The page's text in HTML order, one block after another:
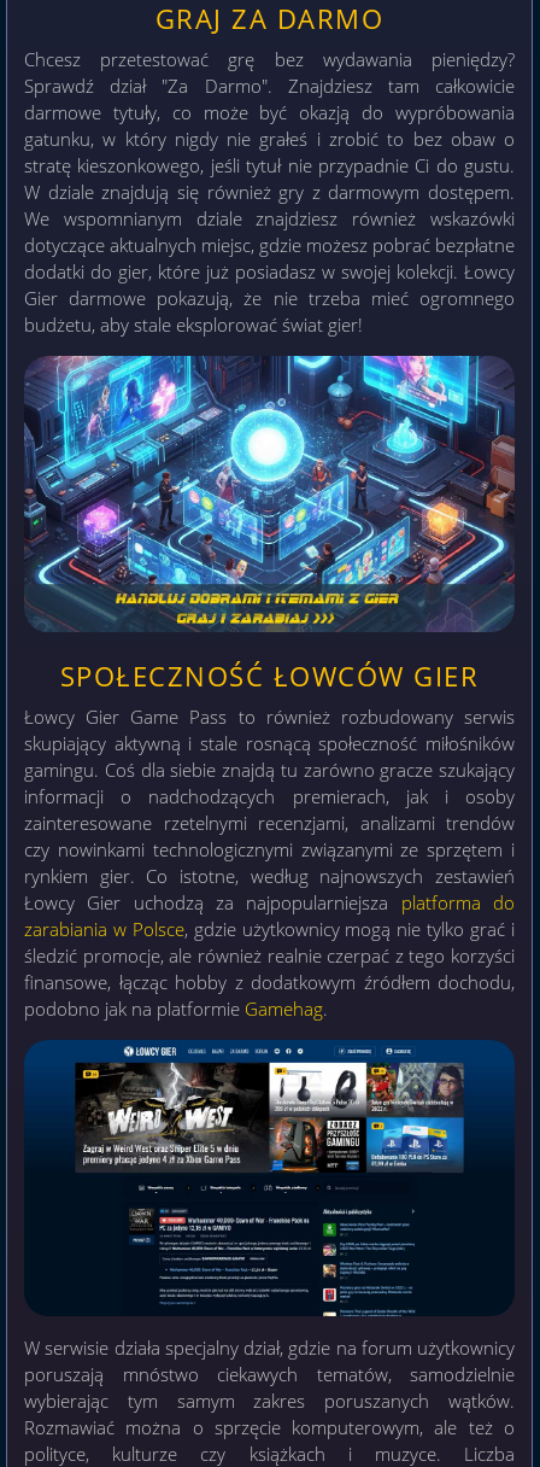
GRAJ ZA DARMO
Chcesz przetestować grę bez wydawania pieniędzy?
Sprawdź dział "Za Darmo". Znajdziesz tam całkowicie
darmowe tytuły, co może być okazją do wypróbowania
gatunku, w który nigdy nie grałeś i zrobić to bez obaw o
stratę kieszonkowego, jeśli tytuł nie przypadnie Ci do gustu.
W dziale znajdują się również gry z darmowym dostępem.
We wspomnianym dziale znajdziesz również wskazówki
dotyczące aktualnych miejsc, gdzie możesz pobrać bezpłatne
dodatki do gier, które już posiadasz w swojej kolekcji. Łowcy
Gier darmowe pokazują, że nie trzeba mieć ogromnego
budżetu, aby stale eksplorować świat gier!
SPOŁECZNOŚĆ ŁOWCÓW GIER
Łowcy Gier Game Pass to również rozbudowany serwis
skupiający aktywną i stale rosnącą społeczność miłośników
gamingu. Coś dla siebie znajdą tu zarówno gracze szukający
informacji o nadchodzących premierach, jak i osoby
zainteresowane rzetelnymi recenzjami, analizami trendów
czy nowinkami technologicznymi związanymi ze sprzętem i
rynkiem gier. Co istotne, według najnowszych zestawień
Łowcy Gier uchodzą za najpopularniejsza platforma do
zarabiania w Polsce, gdzie użytkownicy mogą nie tylko grać i
śledzić promocje, ale również realnie czerpać z tego korzyści
finansowe, łącząc hobby z dodatkowym źródłem dochodu,
podobno jak na platformie Gamehag.
W serwisie działa specjalny dział, gdzie na forum użytkownicy
poruszają mnóstwo ciekawych tematów, samodzielnie
wybierając tym samym zakres poruszanych wątków.
Rozmawiać można o sprzęcie komputerowym, ale też o
polityce, kulturze czy książkach i muzyce. Liczba